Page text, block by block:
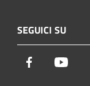
SEGUICI SU
Facebook